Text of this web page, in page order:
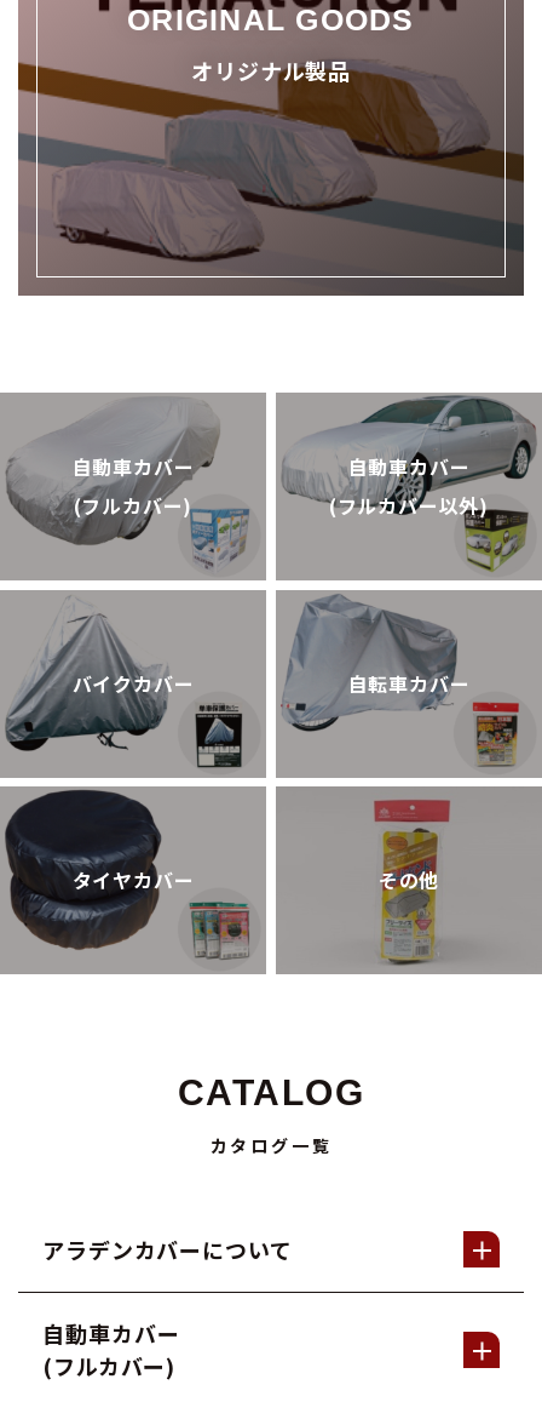
ORIGINAL GOODS
オリジナル製品
自動車カバー
​​​​​​​(フルカバー)
自動車カバー
(フルカバー以外)
バイクカバー 自転車カバー
タイヤカバー その他
CATALOG
カタログ一覧
アラデンカバーについて
自動車カバー
(フルカバー)